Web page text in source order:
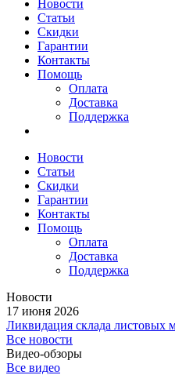
Новости
Статьи
Скидки
Гарантии
Контакты
Помощь
Оплата
Доставка
Поддержка
Новости
Статьи
Скидки
Гарантии
Контакты
Помощь
Оплата
Доставка
Поддержка
Новости
17 июня 2026
Ликвидация склада листовых
Все новости
Видео-обзоры
Все видео